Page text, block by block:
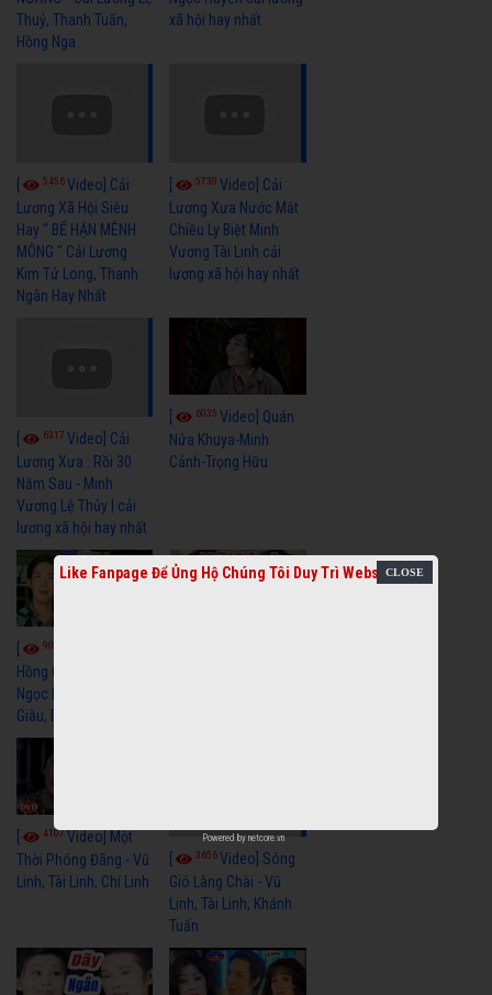
Thuỷ, Thanh Tuấn,
Hồng Nga
xã hội hay nhất
5456Video] Cải
Lương Xã Hội Siêu
Hay " BỂ HẬN MÊNH
MÔNG " Cải Lương
Kim Tử Long, Thanh
Ngân Hay Nhất
5730Video] Cải
Lương Xưa Nước Mắt
Chiều Ly Biệt Minh
Vương Tài Linh cải
lương xã hội hay nhất
6317 Video] Cải
Lương Xưa : Rồi 30
Năm Sau - Minh
Vương Lệ Thủy | cải
lương xã hội hay nhất
6035Video] Quán
Nửa Khuya-Minh
Cảnh-Trọng Hữu
9050
Hồng Cài Áo - Vũ Linh,
Ngọc Huyền, Ngọc
Giàu, Diệp Lang
4107Video] Một
Thời Phóng Đãng - Vũ
Linh, Tài Linh, Chí Linh
3656Video] Sóng
Gió Làng Chài - Vũ
Linh, Tài Linh, Khánh
Tuấn
Like Fanpage Để Ủng Hộ Chúng Tôi Duy Trì Website
Powered by netcore.vn